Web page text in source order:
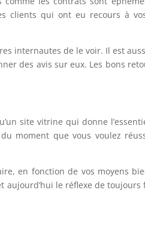
clients qui ont eu recours à
internautes de le voir. Il est
des avis sur eux. Les bons
site vitrine qui donne
moment que vous voulez
en fonction de vos moyens
le réflexe de toujours